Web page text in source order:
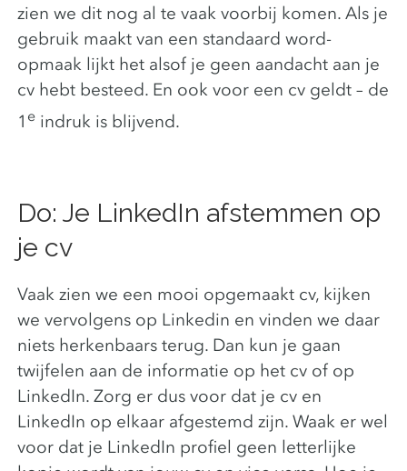
zien we dit nog al te vaak voorbij komen. Als je
gebruik maakt van een standaard word-
opmaak lijkt het alsof je geen aandacht aan je
cv hebt besteed. En ook voor een cv geldt – de
1 e indruk is blijvend.
Do: Je LinkedIn afstemmen op
je cv
Vaak zien we een mooi opgemaakt cv, kijken
we vervolgens op Linkedin en vinden we daar
niets herkenbaars terug. Dan kun je gaan
twijfelen aan de informatie op het cv of op
LinkedIn. Zorg er dus voor dat je cv en
LinkedIn op elkaar afgestemd zijn. Waak er wel
voor dat je LinkedIn profiel geen letterlijke